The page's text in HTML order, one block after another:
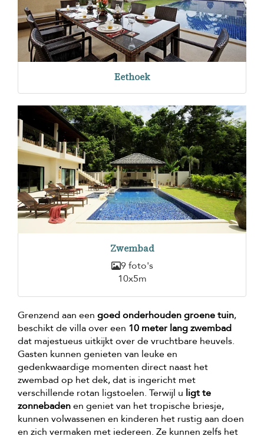
Eethoek
Zwembad
9 foto's
10x5m
Grenzend aan een goed onderhouden groene tuin,
beschikt de villa over een 10 meter lang zwembad
dat majestueus uitkijkt over de vruchtbare heuvels.
Gasten kunnen genieten van leuke en
gedenkwaardige momenten direct naast het
zwembad op het dek, dat is ingericht met
verschillende rotan ligstoelen. Terwijl u ligt te
zonnebadenen geniet van het tropische briesje,
kunnen volwassenen en kinderen het rustig aan doen
en zich vermaken met iedereen. Ze kunnen zelfs het